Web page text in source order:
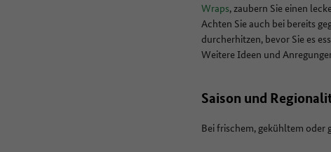
Wraps, zaubern Sie einen
Achten Sie auch bei bereits
durcherhitzen, bevor Sie es
Weitere Ideen und
Saison und
Bei frischem, gekühltem